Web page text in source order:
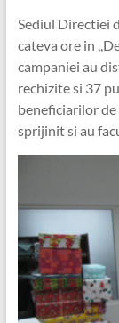
Sediul Directiei
cateva ore in
campaniei au
rechizite si 37
beneficiarilor
sprijinit si au